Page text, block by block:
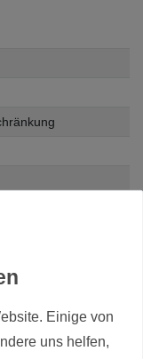
Einige von
uns helfen,